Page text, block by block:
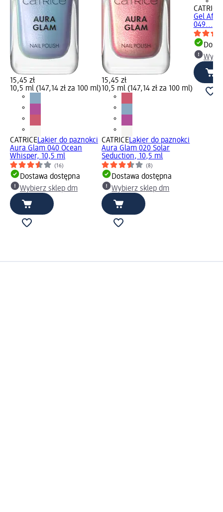
15,45 zł
10,5 ml (147,14 zł za 100 ml)
CATRICELakier do paznokci
Aura Glam 040 Ocean
Whisper, 10,5 ml
(16)
Dostawa dostępna
Wybierz sklep dm
15,45 zł
10,5 ml (147,14 zł za 100 ml)
CATRICELakier do paznokci
Aura Glam 020 Solar
Seduction, 10,5 ml
(8)
Dostawa dostępna
Wybierz sklep dm
CATRICE
Gel
049...,